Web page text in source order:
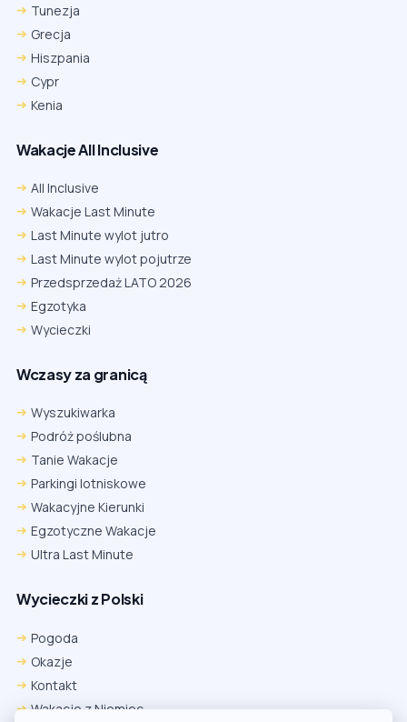
Tunezja
Grecja
Hiszpania
Cypr
Kenia
Wakacje All Inclusive
All Inclusive
Wakacje Last Minute
Last Minute wylot jutro
Last Minute wylot pojutrze
Przedsprzedaż LATO 2026
Egzotyka
Wycieczki
Wczasy za granicą
Wyszukiwarka
Podróż poślubna
Tanie Wakacje
Parkingi lotniskowe
Wakacyjne Kierunki
Egzotyczne Wakacje
Ultra Last Minute
Wycieczki z Polski
Pogoda
Okazje
Kontakt
Wakacje z Niemiec
Firefox
Ustawienia → Prywatność i bezpieczeństwo → Pliki cookie innych
firm → ustaw „Zezwalaj”.
Na czas rezerwacji nie blokuj cookies i śledzenia dla tej witryny.